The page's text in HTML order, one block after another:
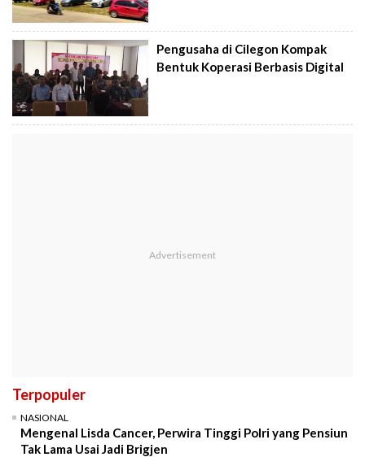
Pengusaha di Cilegon Kompak
Bentuk Koperasi Berbasis Digital
Terpopuler
NASIONAL
Mengenal Lisda Cancer, Perwira Tinggi Polri yang Pensiun
Tak Lama Usai Jadi Brigjen